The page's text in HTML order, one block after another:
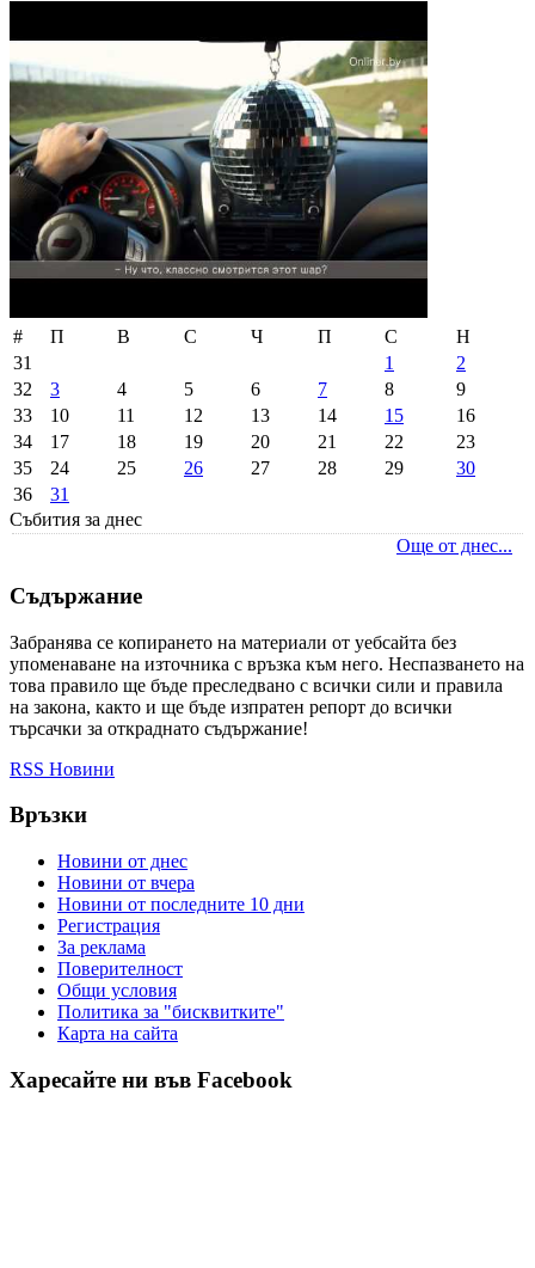
# П В С Ч П С
Н
31
1
2
32
3 4 5 6 7 8
9
33
10 11 12 13 14 15
16
34
17 18 19 20 21 22
23
35
24 25 26 27 28 29
30
36
31
Събития за днес
Още от днес...
Съдържание
Забранява се копирането на материали от уебсайта без
упоменаване на източника с връзка към него. Неспазването на
това правило ще бъде преследвано с всички сили и правила
на закона, както и ще бъде изпратен репорт до всички
търсачки за откраднато съдържание!
RSS Новини
Връзки
Новини от днес
Новини от вчера
Новини от последните 10 дни
Регистрация
За реклама
Πoвepитeлнocт
Общи условия
Политика за "бисквитките"
Карта на сайта
Харесайте ни във Facebook